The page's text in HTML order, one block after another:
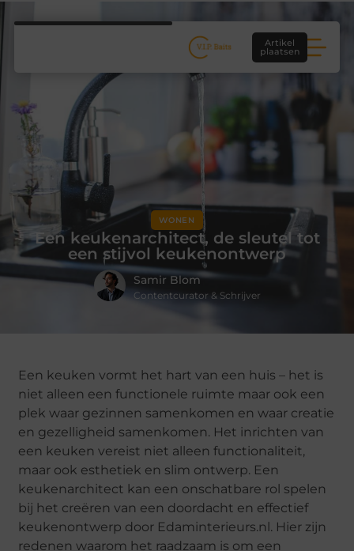
Artikel
plaatsen
WONEN
Een keukenarchitect, de sleutel tot
een stijvol keukenontwerp
Samir Blom
Contentcurator & Schrijver
Een keuken vormt het hart van een huis – het is
niet alleen een functionele ruimte maar ook een
plek waar gezinnen samenkomen en waar creatie
en gezelligheid samenkomen. Het inrichten van
een keuken vereist niet alleen functionaliteit,
maar ook esthetiek en slim ontwerp. Een
keukenarchitect kan een onschatbare rol spelen
bij het creëren van een doordacht en effectief
keukenontwerp door Edaminterieurs.nl. Hier zijn
redenen waarom het raadzaam is om een